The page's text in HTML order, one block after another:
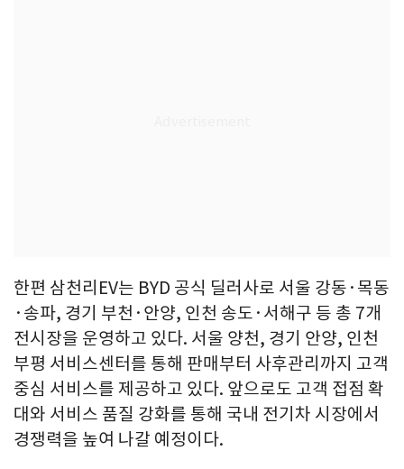
한편 삼천리EV는 BYD 공식 딜러사로 서울 강동·목동
·송파, 경기 부천·안양, 인천 송도·서해구 등 총 7개
전시장을 운영하고 있다. 서울 양천, 경기 안양, 인천
부평 서비스센터를 통해 판매부터 사후관리까지 고객
중심 서비스를 제공하고 있다. 앞으로도 고객 접점 확
대와 서비스 품질 강화를 통해 국내 전기차 시장에서
경쟁력을 높여 나갈 예정이다.